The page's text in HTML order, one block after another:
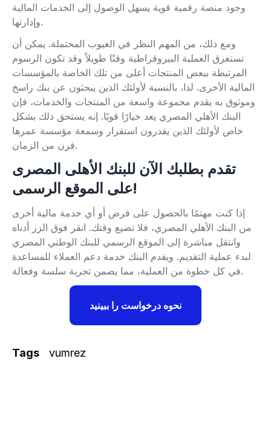
وجود منصة رقمية قوية يسهل الوصول إلى الخدمات المالية
وإدارتها.
ومع ذلك، من المهم النظر في العيوب المحتملة. يمكن أن
تستغرق العملية البيروقراطية وقتًا طويلاً وقد تكون الرسوم
المرتبطة ببعض المنتجات أعلى من تلك الخاصة بالمؤسسات
المالية الأخرى. لذا، بالنسبة لأولئك الذين يبحثون عن بنك راسخ
وموثوق به يقدم مجموعة واسعة من المنتجات والخدمات، فإن
البنك الأهلي المصري يعد خيارًا قويًا. إنه يستحق ذلك بشكل
خاص لأولئك الذين يقدرون استقرار وسمعة مؤسسة عمرها
قرن من الزمان.
تقدم بطلبك الآن للبنك الأهلى المصرى
على الموقع الرسمى!
إذا كنت مهتمًا بالحصول على قرض أو أي خدمة مالية أخرى
من البنك الأهلي المصري، فلا تضيع وقتك. انقر فوق الزر أدناه
وانتقل مباشرة إلى الموقع الرسمي للبنك الوطني المصري
لبدء عملية التقديم. ويقدم البنك خدمة دعم العملاء للمساعدة
في كل خطوة من العملية، مما يضمن تجربة سلسة وفعالة.
نحوه درخواست را ببینید
Tags vumrez